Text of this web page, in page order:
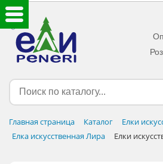
Главная страница Каталог Елки
Елка искусственная Лира
Елки
ЕЛКИ ИСКУССТВЕННЫЕ
ЕЛОЧНЫЕ УКРАШЕНИЯ
НОВОГОДНИЙ ДЕКОР